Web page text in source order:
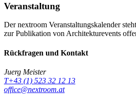
Veranstaltung
Der nextroom Veranstaltungskalender
zur Publikation von Architekturevents
Rückfragen und Kontakt
Juerg Meister
T+43 (1) 523 32 12 13
office@nextroom.at